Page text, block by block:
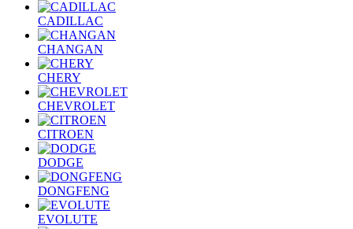
CADILLAC
CHANGAN
CHERY
CHEVROLET
CITROEN
DODGE
DONGFENG
EVOLUTE